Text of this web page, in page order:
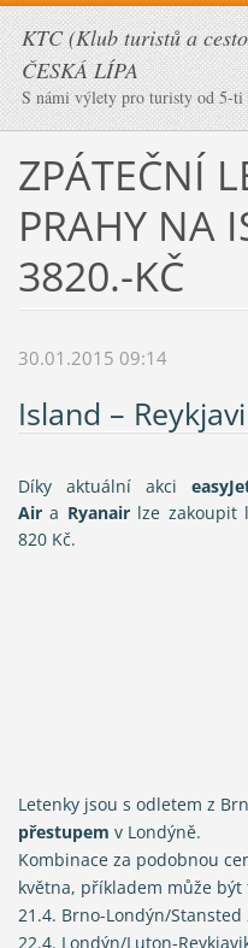
KTC (Klub turistů a
ČESKÁ LÍPA
S námi výlety pro turisty od 5-
ZPÁTEČNÍ
PRAHY NA
3820.-KČ
30.01.2015 09:14
Island –
Díky aktuální akci
Aira Ryanairlze zakoupit
820 Kč.
Letenky jsou s odletem z
přestupem v Londýně.
Kombinace za podobnou
května, příkladem může být
21.4. Brno-Londýn/Stansted
22.4. Londýn/Luton-